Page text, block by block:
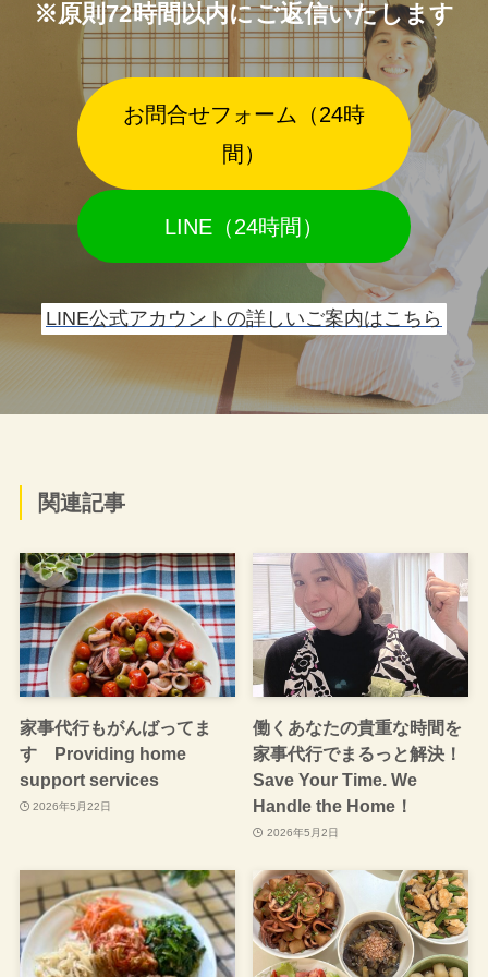
※原則72時間以内にご返信いたします
お問合せフォーム（24時
間）
LINE（24時間）
LINE公式アカウントの詳しいご案内はこちら
関連記事
家事代行もがんばってま
す Providing home
support services
2026年5月22日
働くあなたの貴重な時間を
家事代行でまるっと解決！
Save Your Time. We
Handle the Home！
2026年5月2日